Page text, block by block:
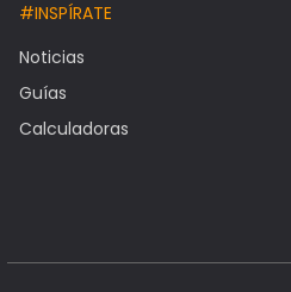
#INSPÍRATE
Noticias
Guías
Calculadoras